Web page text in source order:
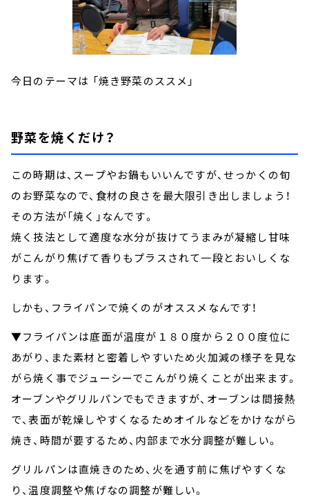
今日のテーマは 「焼き野菜のススメ」
野菜を焼くだけ？
この時期は、スープやお鍋もいいんですが、せっかくの旬
のお野菜なので、食材の良さを最大限引き出しましょう！
その方法が「焼く」なんです。
焼く技法として適度な水分が抜けてうまみが凝縮し甘味
がこんがり焦げて香りもプラスされて一段とおいしくな
ります。
しかも、フライパンで焼くのがオススメなんです！
▼フライパンは底面が温度が１８０度から２００度位に
あがり、また素材と密着しやすいため火加減の様子を見な
がら焼く事でジューシーでこんがり焼くことが出来ます。
オーブンやグリルパンでもできますが、オーブンは間接熱
で、表面が乾燥しやすくなるためオイルなどをかけながら
焼き、時間が要するため、内部まで水分調整が難しい。
グリルパンは直焼きのため、火を通す前に焦げやすくな
り、温度調整や焦げなの調整が難しい。